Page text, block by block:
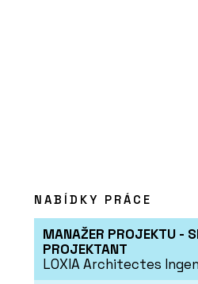
NABÍDKY PRÁCE
MANAŽER PROJEKTU -
PROJEKTANT
LOXIA Architectes